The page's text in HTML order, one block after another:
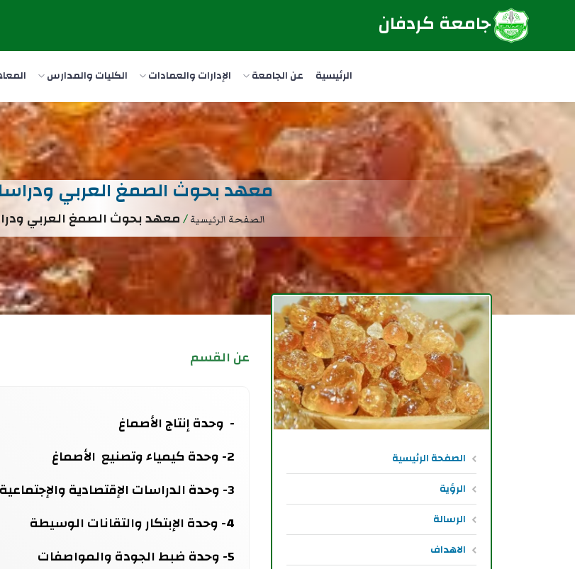
جامعة كردفان
الرئيسية عن الجامعة الإدارات والعمادات الكليات والمدارس
معهد بحوث الصمغ العربي
الصفحة الرئيسية/معهد بحوث الصمغ العربي
الصفحة الرئيسية
الرؤية
الرسالة
الاهداف
عن القسم
- وحدة إنتاج الأصماغ
2- وحدة كيمياء وتصنيع الأصماغ
3- وحدة الدراسات الإقتصادية والإجتماعية
4- وحدة الإبتكار والتقانات الوسيطة
5- وحدة ضبط الجودة والمواصفات